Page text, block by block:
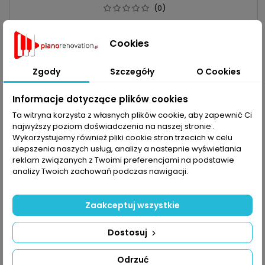
(0)
Cena
34,96 zł
Dodaj do koszyka
Obecnie brak na stanie
Obecnie brak na stanie
favorite_border
Cookies
Zgody Szczegóły O Cookies
Informacje dotyczące plików cookies
Ta witryna korzysta z własnych plików cookie, aby zapewnić Ci
najwyższy poziom doświadczenia na naszej stronie .
Wykorzystujemy również pliki cookie stron trzecich w celu
ulepszenia naszych usług, analizy a nastepnie wyświetlania
reklam związanych z Twoimi preferencjami na podstawie
analizy Twoich zachowań podczas nawigacji.
Odrzuć
Dostosuj
Zaakceptuj wszystkie